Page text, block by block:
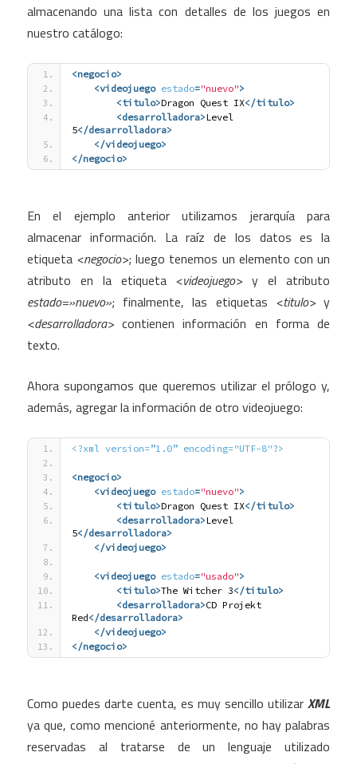
almacenando una lista con detalles de los juegos en
nuestro catálogo:
<negocio>
<videojuego estado="nuevo">
<titulo>Dragon Quest IX</titulo>
<desarrolladora>Level
5</desarrolladora>
</videojuego>
</negocio>
En el ejemplo anterior utilizamos jerarquía para
almacenar información. La raíz de los datos es la
etiqueta <negocio>; luego tenemos un elemento con un
atributo en la etiqueta <videojuego> y el atributo
estado=»nuevo»; finalmente, las etiquetas <titulo>y
<desarrolladora> contienen información en forma de
texto.
Ahora supongamos que queremos utilizar el prólogo y,
además, agregar la información de otro videojuego:
<?xml version=”1.0” encoding="UTF-8"?>
<negocio>
<videojuego estado="nuevo">
<titulo>Dragon Quest IX</titulo>
<desarrolladora>Level
5</desarrolladora>
</videojuego>
<videojuego estado="usado">
<titulo>The Witcher 3</titulo>
<desarrolladora>CD Projekt
Red</desarrolladora>
</videojuego>
</negocio>
Como puedes darte cuenta, es muy sencillo utilizar XML
ya que, como mencioné anteriormente, no hay palabras
reservadas al tratarse de un lenguaje utilizado